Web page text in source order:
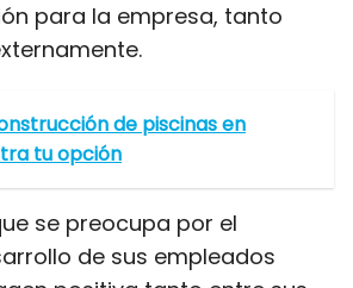
para la empresa, tanto
de piscinas en
tu opción
se preocupa por el
de sus empleados